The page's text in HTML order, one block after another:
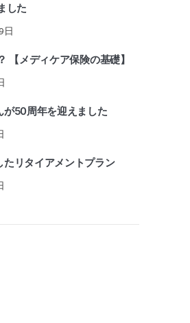
した
日
【メディケア保険の基礎】
が50周年を迎えました
たリタイアメントプラン